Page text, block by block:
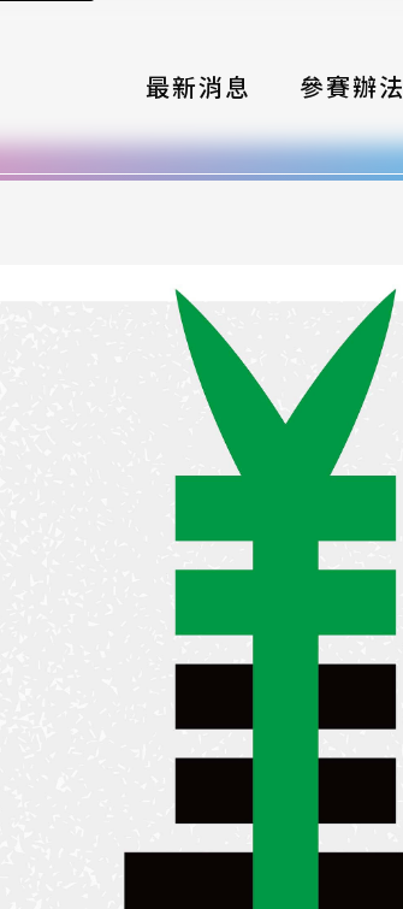
最新消息 參賽辦法
大賽組織
時程與類別
報名格式
評選與獎項
簡章與年鑑